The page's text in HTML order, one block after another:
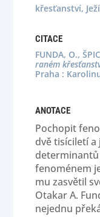
křesťanství,
CITACE
FUNDA, O.,
raném
Praha :
ANOTACE
Pochopit
dvě tisíciletí a
determinantů
fenoménem
mu zasvětil
Otakar A.
nejednu